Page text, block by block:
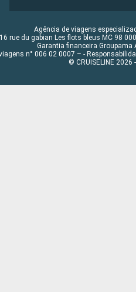
Agência de viagens
16 rue du gabian Les flots bleus MC 98
Garantia financeira
n° 006 02 0007 – -
© CRUISELINE 2026